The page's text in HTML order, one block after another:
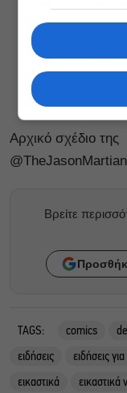
Αρχικό σχέδιο της
@TheJasonMartian
Βρείτε
TAGS: comics
ειδήσεις
ειδήσεις
εικαστικά
εικαστικά